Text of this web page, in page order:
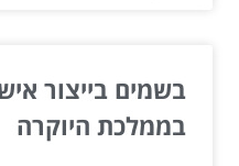
בשמים בייצור
בממלכת היוקרה